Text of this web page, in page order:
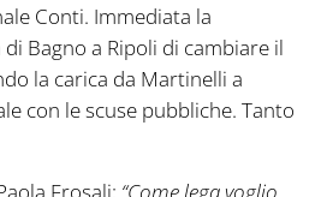
Conti. Immediata la
Bagno a Ripoli di cambiare il
la carica da Martinelli a
con le scuse pubbliche. Tanto
Frosali: “Come lega voglio